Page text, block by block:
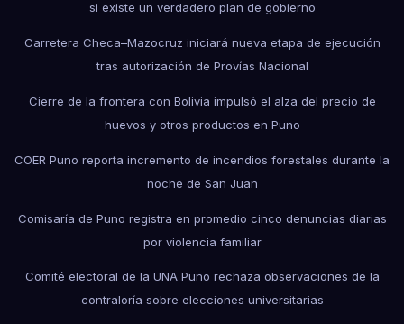
si existe un verdadero plan de gobierno
Carretera Checa–Mazocruz iniciará nueva etapa de ejecución
tras autorización de Provías Nacional
Cierre de la frontera con Bolivia impulsó el alza del precio de
huevos y otros productos en Puno
COER Puno reporta incremento de incendios forestales durante la
noche de San Juan
Comisaría de Puno registra en promedio cinco denuncias diarias
por violencia familiar
Comité electoral de la UNA Puno rechaza observaciones de la
contraloría sobre elecciones universitarias